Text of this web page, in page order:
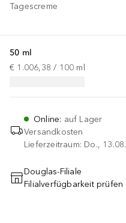
Tagescreme
50 ml
€ 1.006,38 / 100 ml
Online: auf Lager
Versandkosten
Lieferzeitraum: Do.,
IN DEN
Douglas-Filiale
Filialverfügbarkeit prüfen